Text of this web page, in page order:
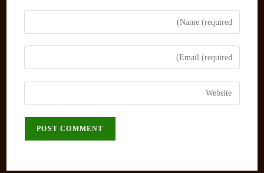
Enter
your
name
comment
Enter
your
email
address
Enter
your